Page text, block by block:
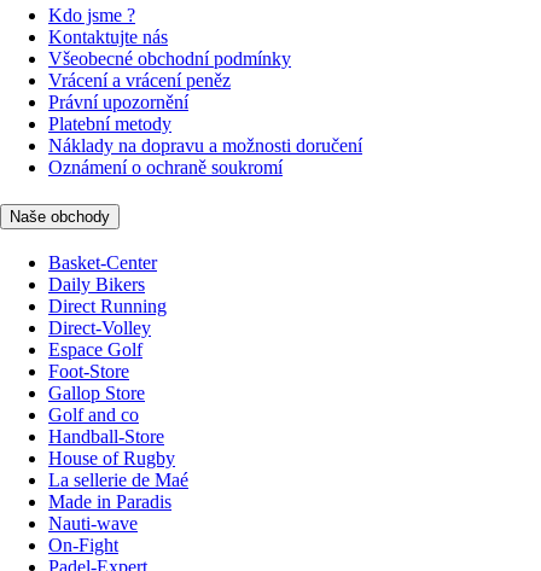
Kdo jsme ?
Kontaktujte nás
Všeobecné obchodní podmínky
Vrácení a vrácení peněz
Právní upozornění
Platební metody
Náklady na dopravu a možnosti doručení
Oznámení o ochraně soukromí
Naše obchody
Basket-Center
Daily Bikers
Direct Running
Direct-Volley
Espace Golf
Foot-Store
Gallop Store
Golf and co
Handball-Store
House of Rugby
La sellerie de Maé
Made in Paradis
Nauti-wave
On-Fight
Padel-Expert